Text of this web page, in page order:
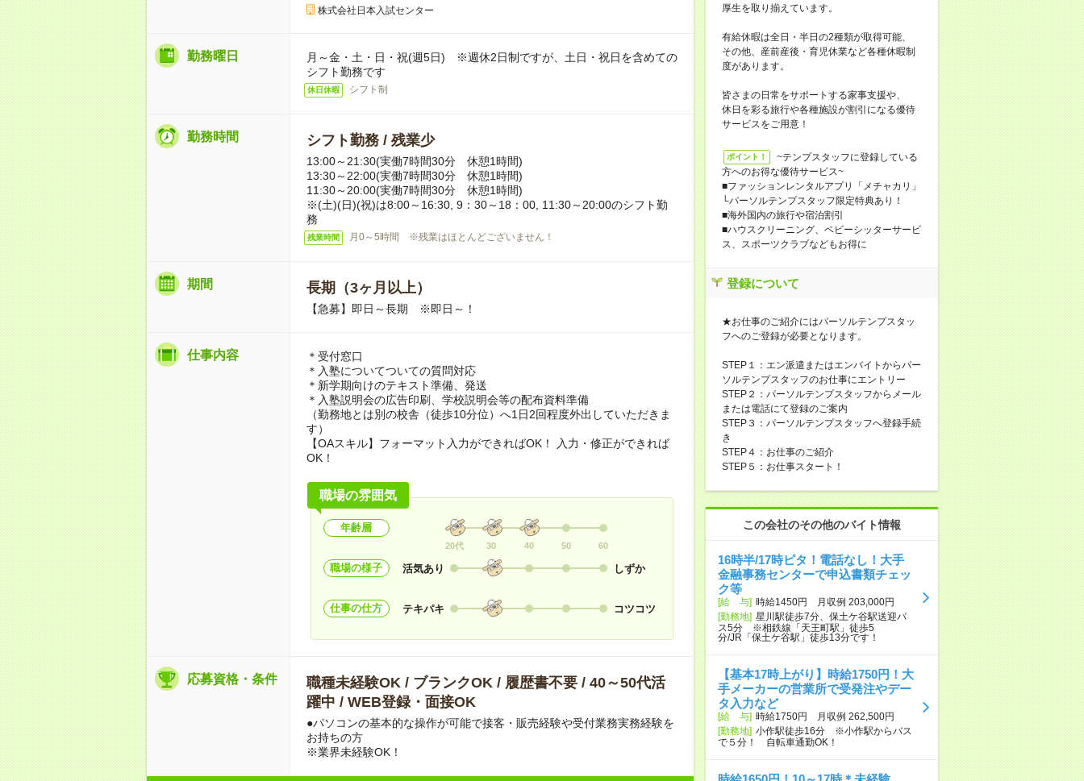
株式会社日本入試センター
勤務曜日
月～金・土・日・祝(週5日) ※週休2日制ですが、土日・祝日を含めての
シフト勤務です
休日休暇 シフト制
勤務時間 シフト勤務 / 残業少
13:00～21:30(実働7時間30分 休憩1時間)
13:30～22:00(実働7時間30分 休憩1時間)
11:30～20:00(実働7時間30分 休憩1時間)
※(土)(日)(祝)は8:00～16:30, 9：30～18：00, 11:30～20:00のシフト勤
務
残業時間 月0～5時間 ※残業はほとんどございません！
期間 長期（3ヶ月以上）
【急募】即日～長期 ※即日～！
仕事内容
＊受付窓口
＊入塾についてついての質問対応
＊新学期向けのテキスト準備、発送
＊入塾説明会の広告印刷、学校説明会等の配布資料準備
（勤務地とは別の校舎（徒歩10分位）へ1日2回程度外出していただきま
す）
【OAスキル】フォーマット入力ができればOK！ 入力・修正ができれば
OK！
職場の雰囲気
年齢層
20代 30 40 50 60
職場の様子 活気あり しずか
仕事の仕方 テキパキ コツコツ
応募資格・条件
職種未経験OK / ブランクOK / 履歴書不要 / 40～50代活
躍中 / WEB登録・面接OK
●パソコンの基本的な操作が可能で接客・販売経験や受付業務実務経験を
お持ちの方
※業界未経験OK！
厚生を取り揃えています。
有給休暇は全日・半日の2種類が取得可能、
その他、産前産後・育児休業など各種休暇制
度があります。
皆さまの日常をサポートする家事支援や、
休日を彩る旅行や各種施設が割引になる優待
サービスをご用意！
ポイント！
~テンプスタッフに登録している
方へのお得な優待サービス~
■ファッションレンタルアプリ「メチャカリ」
└パーソルテンプスタッフ限定特典あり！
■海外国内の旅行や宿泊割引
■ハウスクリーニング、ベビーシッターサービ
ス、スポーツクラブなどもお得に
登録について
★お仕事のご紹介にはパーソルテンプスタッ
フへのご登録が必要となります。
STEP１：エン派遣またはエンバイトからパー
ソルテンプスタッフのお仕事にエントリー
STEP２：パーソルテンプスタッフからメール
または電話にて登録のご案内
STEP３：パーソルテンプスタッフへ登録手続
き
STEP４：お仕事のご紹介
STEP５：お仕事スタート！
この会社のその他のバイト情報
16時半/17時ピタ！電話なし！大手
金融事務センターで申込書類チェッ
ク等
[給 与] 時給1450円 月収例 203,000円
[勤務地] 星川駅徒歩7分、保土ケ谷駅送迎バ
ス5分 ※相鉄線「天王町駅」徒歩5
分/JR「保土ケ谷駅」徒歩13分です！
【基本17時上がり】時給1750円！大
手メーカーの営業所で受発注やデー
タ入力など
[給 与] 時給1750円 月収例 262,500円
[勤務地] 小作駅徒歩16分 ※小作駅からバス
で５分！ 自転車通勤OK！